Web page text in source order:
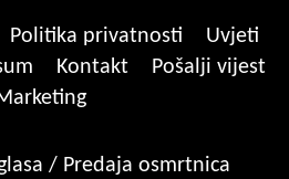
Politika privatnosti
Uvjeti
Kontakt
Pošalji vijest
/ Predaja osmrtnica